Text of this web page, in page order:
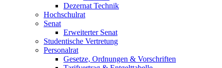
Dezernat Technik
Hochschulrat
Senat
Erweiterter Senat
Studentische Vertretung
Personalrat
Gesetze, Ordnungen & Vorschriften